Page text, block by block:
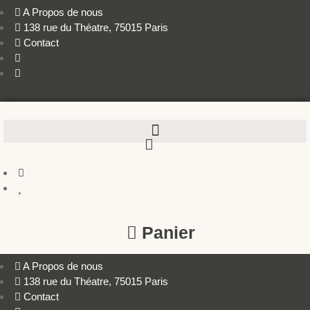
A Propos de nous
138 rue du Théatre, 75015 Paris
Contact
Panier
A Propos de nous
138 rue du Théatre, 75015 Paris
Contact